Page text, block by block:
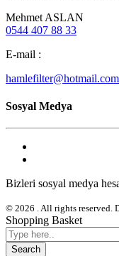
Mehmet ASLAN
0544 407 88 33
E-mail :
hamlefilter@hotmail.com
Sosyal Medya
Bizleri sosyal medya
© 2026 . All rights reserved.
Shopping Basket